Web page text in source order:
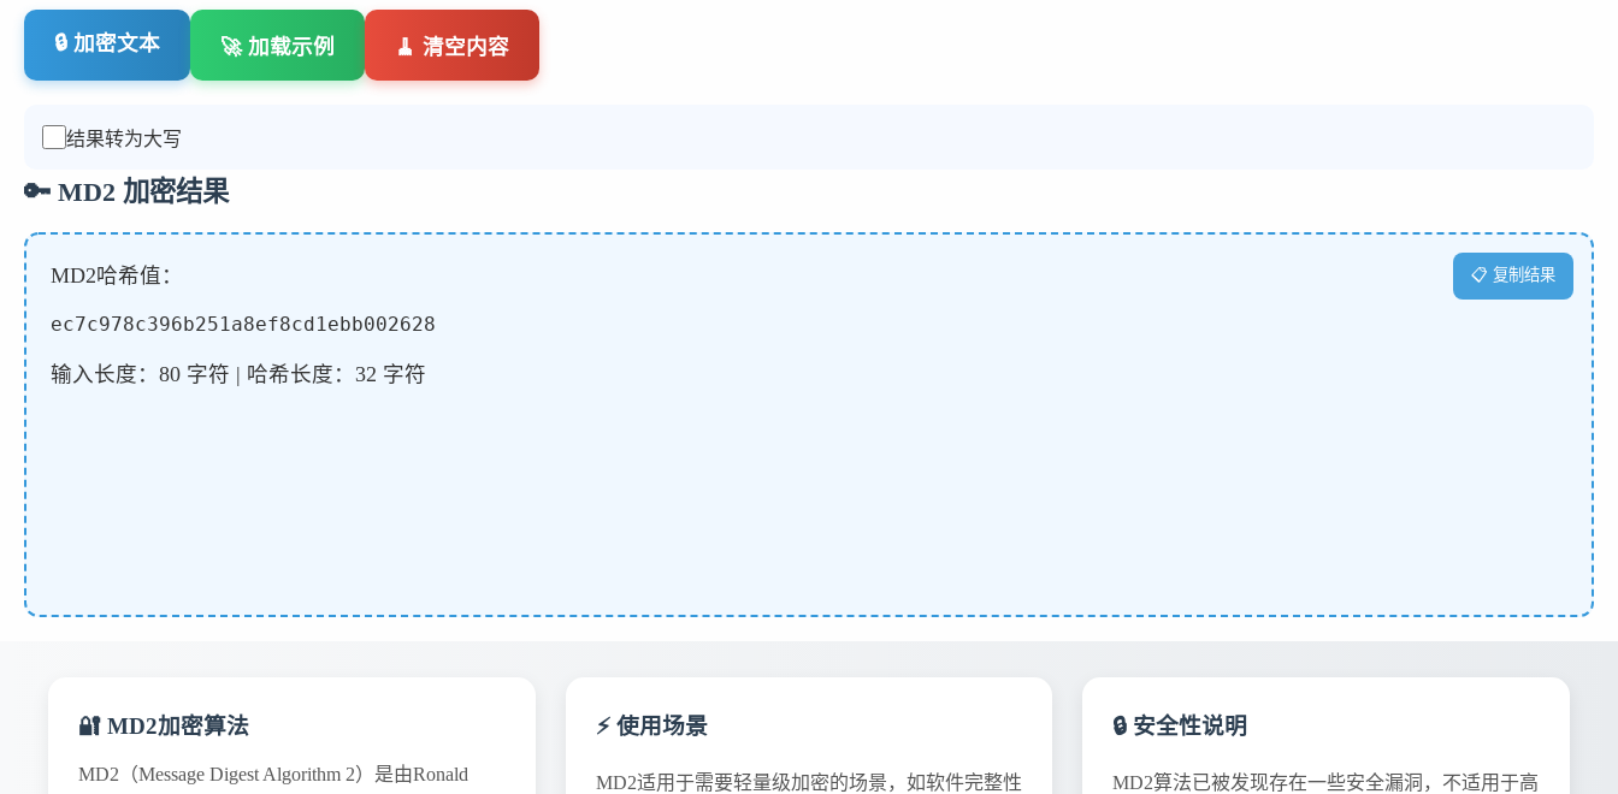
🔒 加密文本 🚀 加载示例 🧹 清空内容
结果转为大写
🔑 MD2 加密结果
MD2哈希值：
ec7c978c396b251a8ef8cd1ebb002628
输入长度：80 字符 | 哈希长度：32 字符
📋 复制结果
🔐 MD2加密算法
MD2（Message Digest Algorithm 2）是由Ronald
⚡ 使用场景
MD2适用于需要轻量级加密的场景，如软件完整性
🔒 安全性说明
MD2算法已被发现存在一些安全漏洞，不适用于高